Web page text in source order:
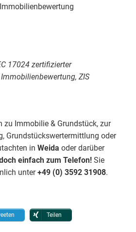
17024 zertifizierter
ZIS
zu Immobilie & Grundstück, zur
Grundstückswertermittlung oder
in Weida oder darüber
einfach zum Telefon! Sie
unter+49 (0) 3592 31908.
Teilen